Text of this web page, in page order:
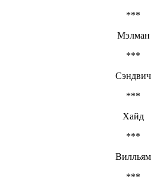
***
Мэлман
***
Сэндвич
***
Хайд
***
Вилльям
***